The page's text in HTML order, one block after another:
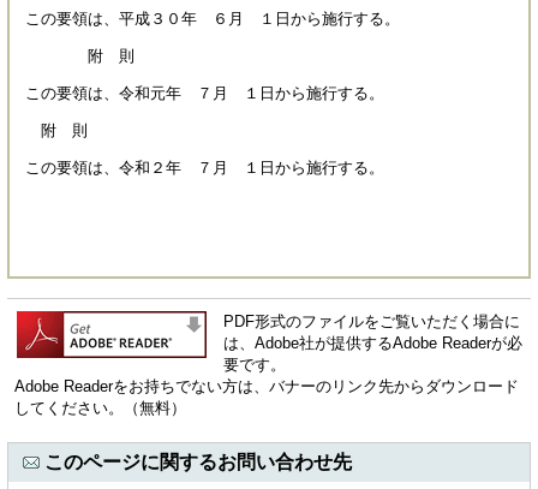
この要領は、平成３０年 ６月 １日から施行する。
附 則
この要領は、令和元年 ７月 １日から施行する。
附 則
この要領は、令和２年 ７月 １日から施行する。
PDF形式のファイルをご覧いただく場合に
は、Adobe社が提供するAdobe Readerが必
要です。
Adobe Readerをお持ちでない方は、バナーのリンク先からダウンロード
してください。（無料）
このページに関するお問い合わせ先